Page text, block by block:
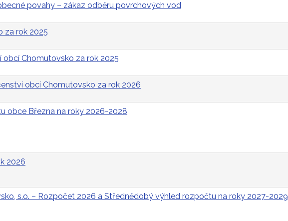
povahy – zákaz odběru povrchových vod
za rok 2025
Chomutovsko za rok 2025
obcí Chomutovsko za rok 2026
obce Března na roky 2026-2028
2026
s.o. – Rozpočet 2026 a Střednědobý výhled rozpočtu na roky 2027-2029